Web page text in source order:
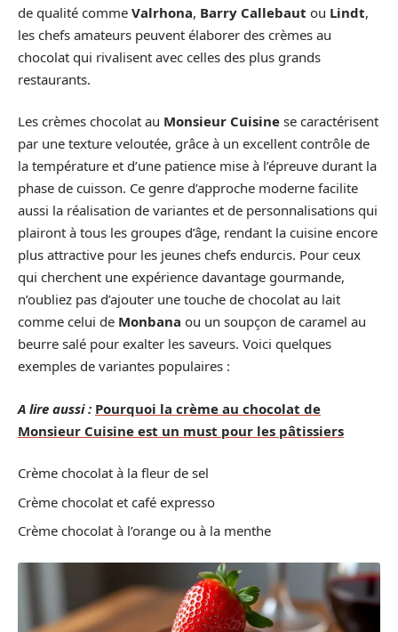
de qualité comme Valrhona, Barry Callebaut ou Lindt,
les chefs amateurs peuvent élaborer des crèmes au
chocolat qui rivalisent avec celles des plus grands
restaurants.
Les crèmes chocolat au Monsieur Cuisine se caractérisent
par une texture veloutée, grâce à un excellent contrôle de
la température et d’une patience mise à l’épreuve durant la
phase de cuisson. Ce genre d’approche moderne facilite
aussi la réalisation de variantes et de personnalisations qui
plairont à tous les groupes d’âge, rendant la cuisine encore
plus attractive pour les jeunes chefs endurcis. Pour ceux
qui cherchent une expérience davantage gourmande,
n’oubliez pas d’ajouter une touche de chocolat au lait
comme celui de Monbana ou un soupçon de caramel au
beurre salé pour exalter les saveurs. Voici quelques
exemples de variantes populaires :
A lire aussi : Pourquoi la crème au chocolat de
Monsieur Cuisine est un must pour les pâtissiers
Crème chocolat à la fleur de sel
Crème chocolat et café expresso
Crème chocolat à l’orange ou à la menthe